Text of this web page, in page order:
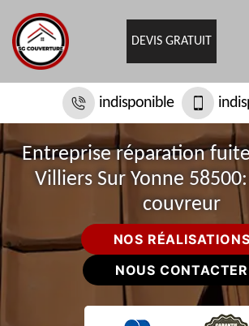
DEVIS GRATUIT
indisponible
Entreprise réparation
Villiers Sur Yonne
couvreur
NOS RÉALISATIONS
NOUS CONTACTER